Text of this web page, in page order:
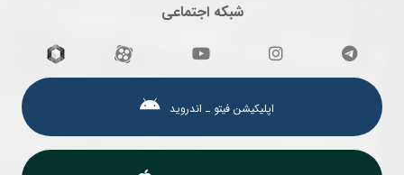
شبکه اجتماعی
اپلیکیشن فیتو ـ اندروید